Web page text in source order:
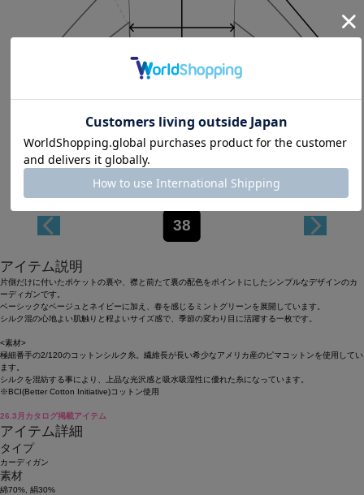
Length 54.3cm
38
アイテム説明
片側だけに付いたポケットの裏や、襟と前たて裏の配色をポイントにしたシンプルなデザインのカ
ーディガンです。
ベーシックなベージュとネイビーに加え、春を感じるミントグリーンを展開しています。
シルク混の心地よい肌触りと程よいサイズ感で、季節の変わり目に活躍する一枚です。
<素材>
極細番手の2/120のコットンシルク糸。繊維長が長い希少なアメリカ産のピマコットンを使用してい
ます。
シルクを混紡する事により、上品な光沢感と吸水吸湿性に優れた糸になっています。
※BCI(Better Cotton Initiative)コットン使用
26.3月カタログ掲載アイテム
アイテム詳細
タイプ
カーディガン
素材
綿70%, 絹30%